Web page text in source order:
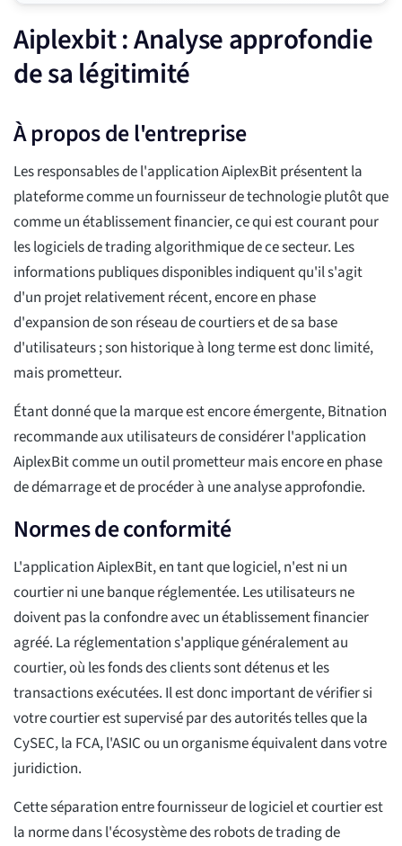
Aiplexbit : Analyse approfondie
de sa légitimité
À propos de l'entreprise
Les responsables de l'application AiplexBit présentent la
plateforme comme un fournisseur de technologie plutôt que
comme un établissement financier, ce qui est courant pour
les logiciels de trading algorithmique de ce secteur. Les
informations publiques disponibles indiquent qu'il s'agit
d'un projet relativement récent, encore en phase
d'expansion de son réseau de courtiers et de sa base
d'utilisateurs ; son historique à long terme est donc limité,
mais prometteur.
Étant donné que la marque est encore émergente, Bitnation
recommande aux utilisateurs de considérer l'application
AiplexBit comme un outil prometteur mais encore en phase
de démarrage et de procéder à une analyse approfondie.
Normes de conformité
L'application AiplexBit, en tant que logiciel, n'est ni un
courtier ni une banque réglementée. Les utilisateurs ne
doivent pas la confondre avec un établissement financier
agréé. La réglementation s'applique généralement au
courtier, où les fonds des clients sont détenus et les
transactions exécutées. Il est donc important de vérifier si
votre courtier est supervisé par des autorités telles que la
CySEC, la FCA, l'ASIC ou un organisme équivalent dans votre
juridiction.
Cette séparation entre fournisseur de logiciel et courtier est
la norme dans l'écosystème des robots de trading de